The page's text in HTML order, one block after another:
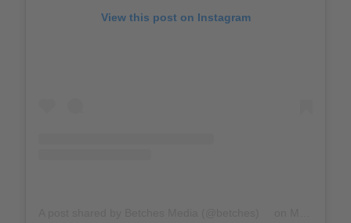
View this post on Instagram